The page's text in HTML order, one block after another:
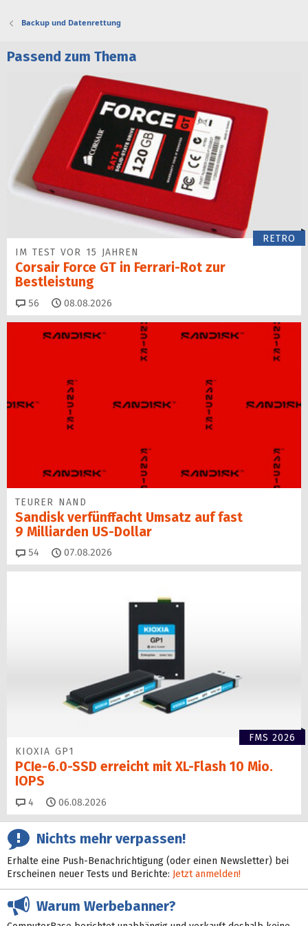
Backup und Datenrettung
Passend zum Thema
RETRO
IM TEST VOR 15 JAHREN
Corsair Force GT in Ferrari-Rot zur
Bestleistung
56 Kommentare
08.08.2026
TEURER NAND
Sandisk verfünffacht Umsatz auf fast
9 Milliarden US-Dollar
54 Kommentare
07.08.2026
FMS 2026
KIOXIA GP1
PCIe-6.0-SSD erreicht mit XL-Flash 10 Mio.
IOPS
4 Kommentare
06.08.2026
Nichts mehr verpassen!
Erhalte eine Push-Benachrichtigung (oder einen Newsletter) bei
Erscheinen neuer Tests und Berichte: Jetzt anmelden!
Warum Werbebanner?